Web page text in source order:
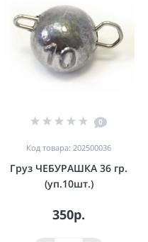
0
Код товара: 202500036
Груз ЧЕБУРАШКА 36 гр.
(уп.10шт.)
350р.